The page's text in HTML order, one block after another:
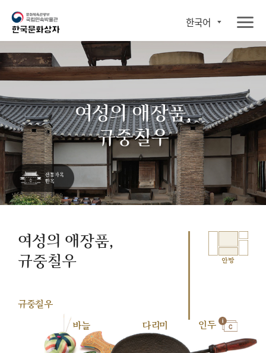
한국어
여성의 애장품,
규중칠우
여성의 애장품,
규중칠우
안방
규중칠우
바늘
다리미 인두